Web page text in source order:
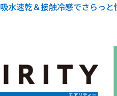
吸水速乾＆接触冷感でさらっと